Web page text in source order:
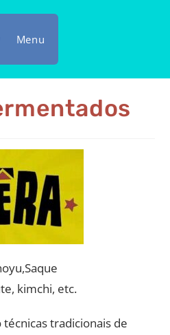
Menu
kimchi, etc.
tradicionais de